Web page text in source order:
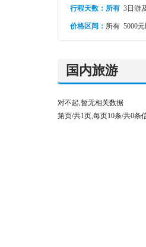
行程天数： 所有 3日游
价格区间： 所有 5000
国内旅游
对不起,暂无相关数据
第页/共1页,每页10条/共0条